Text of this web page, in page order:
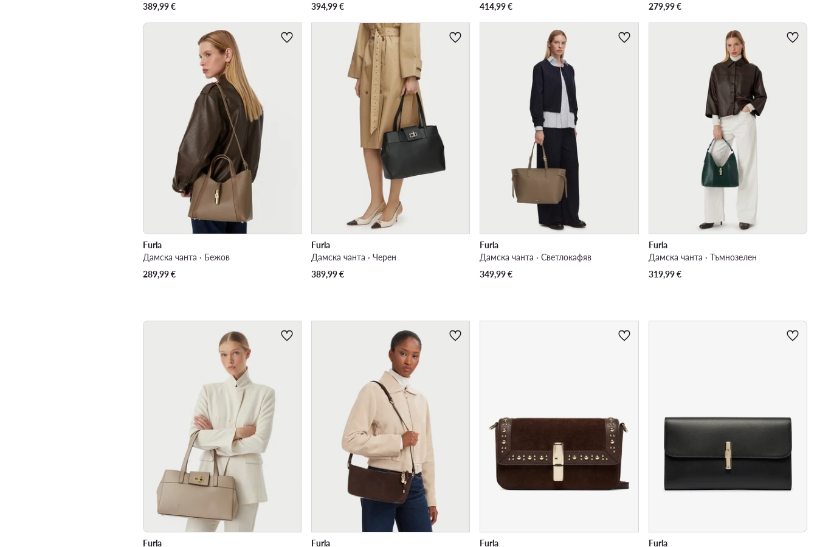
389,99€
394,99€
414,99€
279,99€
Furla
Дамска чанта · Бежов
289,99€
Furla
Дамска чанта · Черен
389,99€
Furla
Дамска чанта · Светлокафяв
349,99€
Furla
Дамска чанта · Тъмнозелен
319,99€
Furla Furla Furla Furla